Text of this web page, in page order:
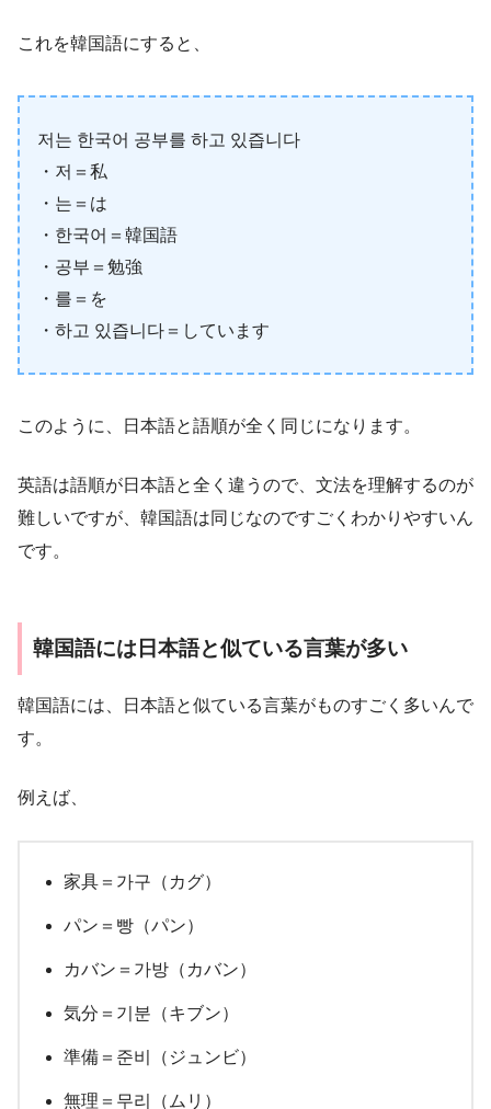
これを韓国語にすると、
저는 한국어 공부를 하고 있즙니다
・저＝私
・는＝は
・한국어＝韓国語
・공부＝勉強
・를＝を
・하고 있즙니다＝しています
このように、日本語と語順が全く同じになります。
英語は語順が日本語と全く違うので、文法を理解するのが
難しいですが、韓国語は同じなのですごくわかりやすいん
です。
韓国語には日本語と似ている言葉が多い
韓国語には、日本語と似ている言葉がものすごく多いんで
す。
例えば、
家具＝가구（カグ）
パン＝빵（パン）
カバン＝가방（カバン）
気分＝기분（キブン）
準備＝준비（ジュンビ）
無理＝무리（ムリ）